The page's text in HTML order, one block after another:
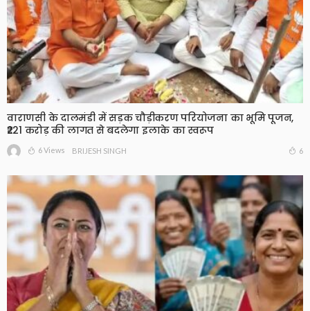
वाराणसी के दालमंडी में सड़क चौड़ीकरण परियोजना का भूमि पूजन,
₹221 करोड़ की लागत से बदलेगा इलाके का स्वरूप
6 Views BRIJESH SINGH 6